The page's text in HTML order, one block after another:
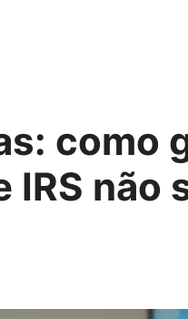
como
IRS não